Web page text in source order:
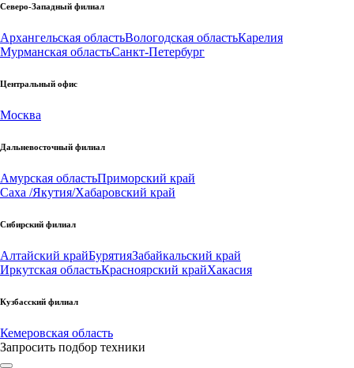
Северо-Западный филиал
Архангельская областьВологодская областьКарелия
Мурманская областьСанкт-Петербург
Центральный офис
Москва
Дальневосточный филиал
Амурская областьПриморский край
Саха /Якутия/Хабаровский край
Сибирский филиал
Алтайский крайБурятияЗабайкальский край
Иркутская областьКрасноярский крайХакасия
Кузбасский филиал
Кемеровская область
Запросить подбор техники